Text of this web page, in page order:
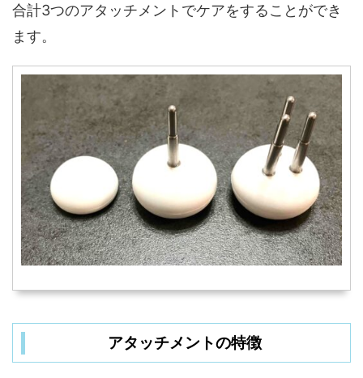
合計3つのアタッチメントでケアをすることができ
ます。
アタッチメントの特徴